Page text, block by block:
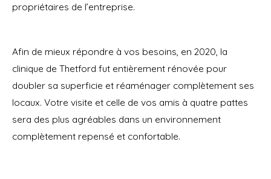
propriétaires de l’entreprise.
Afin de mieux répondre à vos besoins, en 2020, la
clinique de Thetford fut entièrement rénovée pour
doubler sa superficie et réaménager complètement ses
locaux. Votre visite et celle de vos amis à quatre pattes
sera des plus agréables dans un environnement
complètement repensé et confortable.